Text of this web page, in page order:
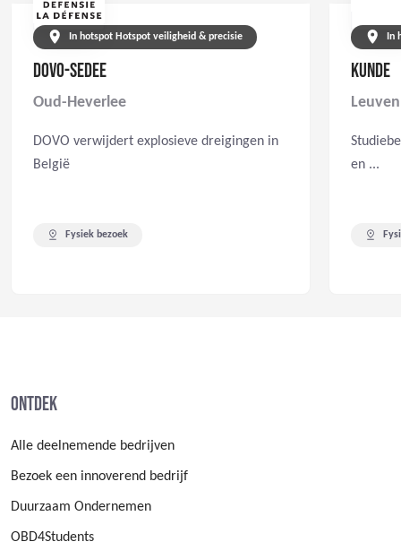
In hotspot Hotspot veiligheid & precisie
DOVO-SEDEE
Oud-Heverlee
DOVO verwijdert explosieve dreigingen in
België
Fysiek bezoek
In
KUNDE
Leuven
en ...
Ontdek
Alle deelnemende bedrijven
Bezoek een innoverend bedrijf
Duurzaam Ondernemen
OBD4Students